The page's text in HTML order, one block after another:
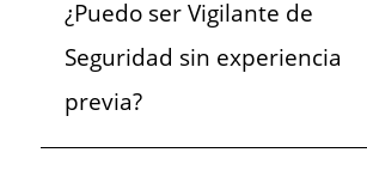
¿Puedo ser Vigilante de
Seguridad sin experiencia
previa?